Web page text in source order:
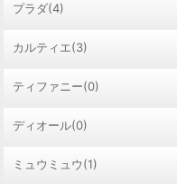
プラダ(4)
カルティエ(3)
ティファニー(0)
ディオール(0)
ミュウミュウ(1)